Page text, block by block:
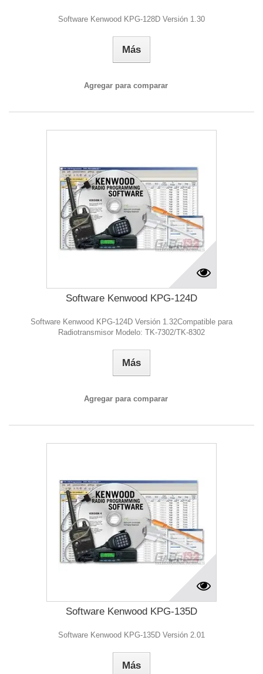
Software Kenwood KPG-128D Versión 1.30
Más
Agregar para comparar
Software Kenwood KPG-124D
Software Kenwood KPG-124D Versión 1.32Compatible para
Radiotransmisor Modelo: TK-7302/TK-8302
Más
Agregar para comparar
Software Kenwood KPG-135D
Software Kenwood KPG-135D Versión 2.01
Más